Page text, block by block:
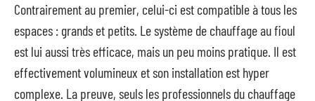
Contrairement au premier, celui-ci est compatible à tous les
espaces : grands et petits. Le système de chauffage au fioul
est lui aussi très efficace, mais un peu moins pratique. Il est
effectivement volumineux et son installation est hyper
complexe. La preuve, seuls les professionnels du chauffage